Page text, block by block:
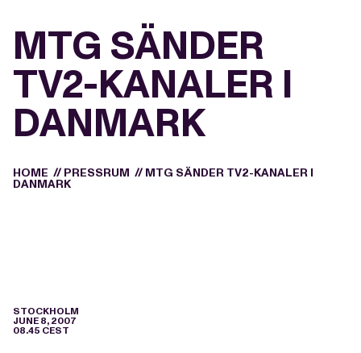
MTG SÄNDER
TV2-KANALER I
DANMARK
HOME // PRESSRUM // MTG SÄNDER TV2-KANALER I
DANMARK
STOCKHOLM
JUNE 8, 2007
08.45 CEST